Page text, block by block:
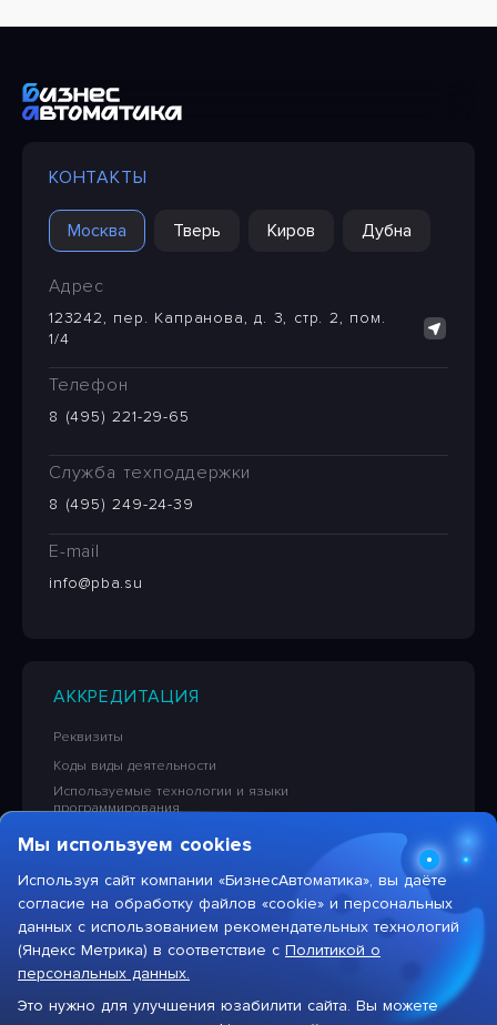
КОНТАКТЫ
Москва Тверь Киров Дубна
Адрес
123242, пер. Капранова, д. 3, стр. 2, пом.
1/4
Телефон
8 (495) 221-29-65
Служба техподдержки
8 (495) 249-24-39
E-mail
info@pba.su
АККРЕДИТАЦИЯ
Реквизиты
Коды виды деятельности
Используемые технологии и языки
программирования
Сведения об исключительных правах на ПО
«БизнесАвтоматика»
Тарифы на услуги компании
Max
Мы используем cookies
Используя сайт компании «БизнесАвтоматика», вы даёте
согласие на обработку файлов «cookie» и персональных
данных с использованием рекомендательных технологий
(Яндекс Метрика) в соответствие с Политикой о
персональных данных.
Это нужно для улучшения юзабилити сайта. Вы можете